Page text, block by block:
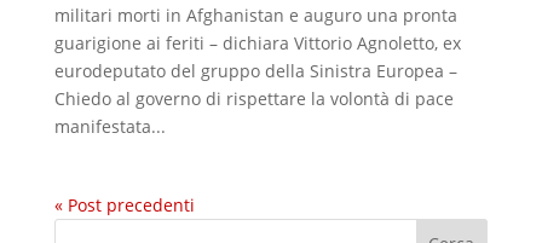
militari morti in Afghanistan e auguro una pronta
guarigione ai feriti – dichiara Vittorio Agnoletto, ex
eurodeputato del gruppo della Sinistra Europea –
Chiedo al governo di rispettare la volontà di pace
manifestata...
« Post precedenti